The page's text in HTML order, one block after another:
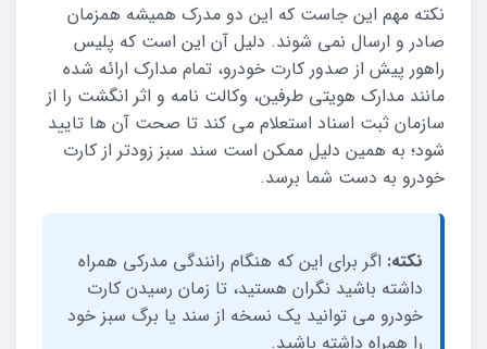
نکته مهم این جاست که این دو مدرک همیشه همزمان
صادر و ارسال نمی شوند. دلیل آن این است که پلیس
راهور پیش از صدور کارت خودرو، تمام مدارک ارائه شده
مانند مدارک هویتی طرفین، وکالت نامه و اثر انگشت را از
سازمان ثبت اسناد استعلام می کند تا صحت آن ها تایید
شود؛ به همین دلیل ممکن است سند سبز زودتر از کارت
خودرو به دست شما برسد.
نکته: اگر برای این که هنگام رانندگی مدرکی همراه
داشته باشید نگران هستید، تا زمان رسیدن کارت
خودرو می توانید یک نسخه از سند یا برگ سبز خود
را همراه داشته باشید.